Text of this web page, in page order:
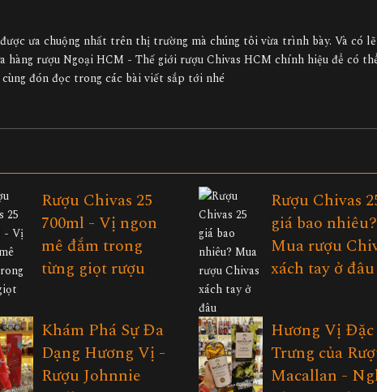
ưa chuộng nhất trên thị trường mà chúng tôi vừa trình bày. Và có
rượu Ngoại HCM - Thế giới rượu Chivas HCM chính hiệu để có
đón đọc trong các bài viết sắp tới nhé
Rượu Chivas 25
700ml - Vị ngon
mê đắm trong
từng giọt rượu
Rượu Chivas
giá bao nhiêu?
Mua rượu
xách tay ở đâu
Khám Phá Sự Đa
Dạng Hương Vị -
Rượu Johnnie
Hương Vị Đặc
Trưng của
Macallan -